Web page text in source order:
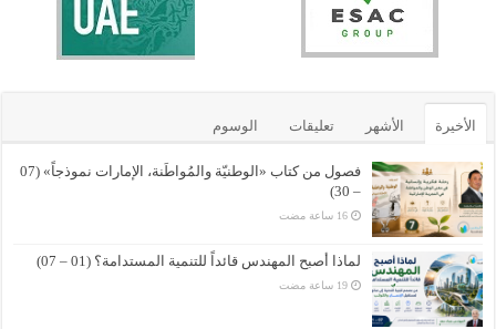
الأخيرة الأشهر تعليقات الوسوم
فصول من كتاب «الوطنيّة والمُواطَنة، الإمارات نموذجاً» (07
– 30)
لماذا أصبح المهندس قائداً للتنمية المستدامة؟ (01 – 07)